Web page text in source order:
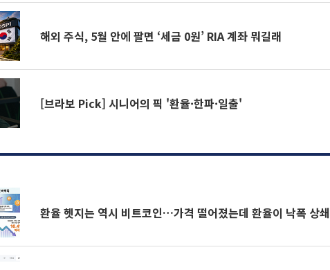
해외 주식, 5월 안에 팔면 ‘세금 0원’ RIA 계좌 뭐길래
[브라보 Pick] 시니어의 픽 '환율·한파·일출'
환율 헷지는 역시 비트코인…가격 떨어졌는데 환율이 낙폭 상쇄